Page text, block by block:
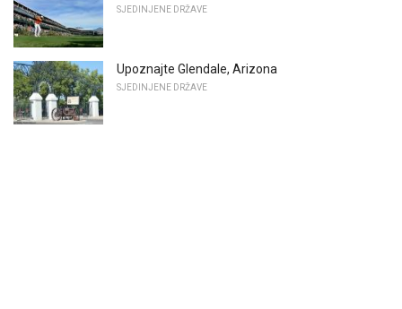
SJEDINJENE DRŽAVE
Upoznajte Glendale, Arizona
SJEDINJENE DRŽAVE